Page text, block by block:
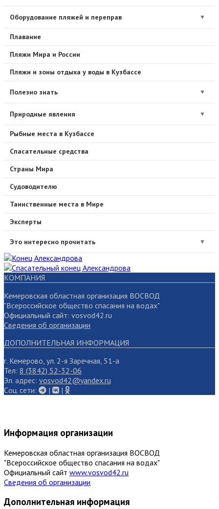
Оборудование пляжей и переправ ▼
Плавание
Пляжи Мира и России
Пляжи и зоны отдыха у воды в Кузбассе
Полезно знать ▼
Природные явления ▼
Рыбные места в Кузбассе
Спасательные средства
Страны Мира
Судоводителю
Таинственные места в Мире
Эксперты
Это интересно прочитать ▼
КОМПАНИЯ
Кемеровская областная организация ВОСВОД
"Всероссийское общество спасания на водах"
Официальный сайт: vosvod42.ru
Сведения об организации
ДОПОЛНИТЕЛЬНАЯ ИНФОРМАЦИЯ
г. Кемерово, ул. 2-я Заречная, 51-а
Тел: 8 (3842) 52-32-06
Эл. адрес: vosvod42@yandex.ru
Cоц. сети:
| |
Информация организации
Кемеровская областная организация ВОСВОД
"Всероссийское общество спасания на водах"
Официальный сайт www.vosvod42.ru
Сведения об организации
Дополнительная информация